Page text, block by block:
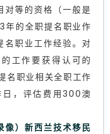
对等的资格（一般是
的全职提名职业作
名职业工作经验。对
工作要获得认可的
名职业相关全职工作
，评估费用300澳
）新西兰技术移民